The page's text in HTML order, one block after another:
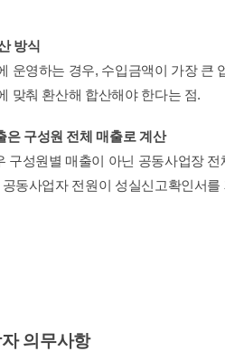
방식
운영하는 경우, 수입금액이 가장 큰
맞춰 환산해 합산해야 한다는 점.
은 구성원 전체 매출로 계산
구성원별 매출이 아닌 공동사업장
동사업자 전원이 성실신고확인서를
의무사항